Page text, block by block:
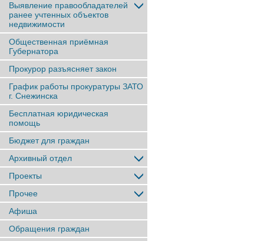
Выявление правообладателей
ранее учтенныx объектов
недвижимости
Общественная приёмная
Губернатора
Прокурор разъясняет закон
График работы прокуратуры ЗАТО
г. Снежинска
Бесплатная юридическая
помощь
Бюджет для граждан
Архивный отдел
Проекты
Прочее
Афиша
Обращения граждан